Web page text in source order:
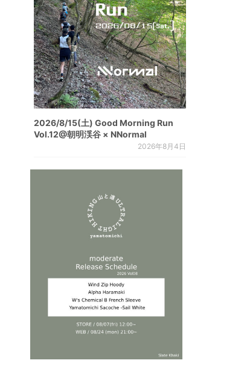
2026/8/15(土) Good Morning Run
Vol.12@朝明渓谷 × NNormal
2026年8月4日